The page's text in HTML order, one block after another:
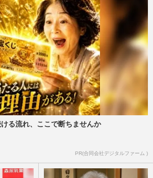
ける流れ、ここで断ちませんか
PR(合同会社デジタルファーム )